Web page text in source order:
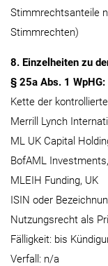
Stimmrechtsanteile
Stimmrechten)
8. Einzelheiten zu
§ 25a Abs. 1 WpHG:
Kette der
Merrill Lynch
ML UK Capital
BofAML
MLEIH Funding, UK
ISIN oder
Nutzungsrecht als
Fälligkeit: bis
Verfall: n/a